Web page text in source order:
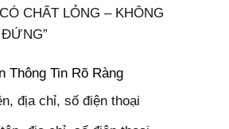
CHẤT LỎNG – KHÔNG
Thông Tin Rõ Ràng
địa chỉ, số điện thoại